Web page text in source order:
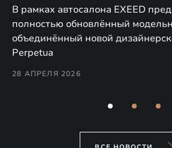
В рамках автосалона EXEED
полностью обновлённый
объединённый новой
Perpetua
28 АПРЕЛЯ 2026